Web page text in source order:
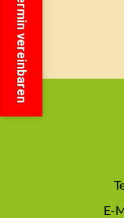
E-
Termin vereinbaren